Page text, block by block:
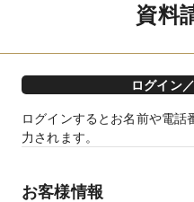
資料
ログイン
ログインするとお名前や電話
力されます。
お客様情報